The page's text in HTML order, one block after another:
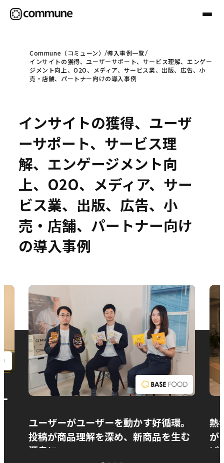
Communeについて
事例
お役立ち情報
Commune（コミューン）
導入事例一覧
インサイトの獲得、ユーザーサポート、サービス理解、エンゲー
ジメント向上、O2O、メディア、サービス業、出版、広告、小
売・店舗、パートナー向けの導入事例
インサイトの獲得、ユーザ
ーサポート、サービス理
解、エンゲージメント向
上、O2O、メディア、サー
ビス業、出版、広告、小
売・店舗、パートナー向け
の導入事例
ユーザーがユーザーを動かす好循環。
投稿が商品理解を深め、新商品を生む
源泉に
熱
が
ぱ